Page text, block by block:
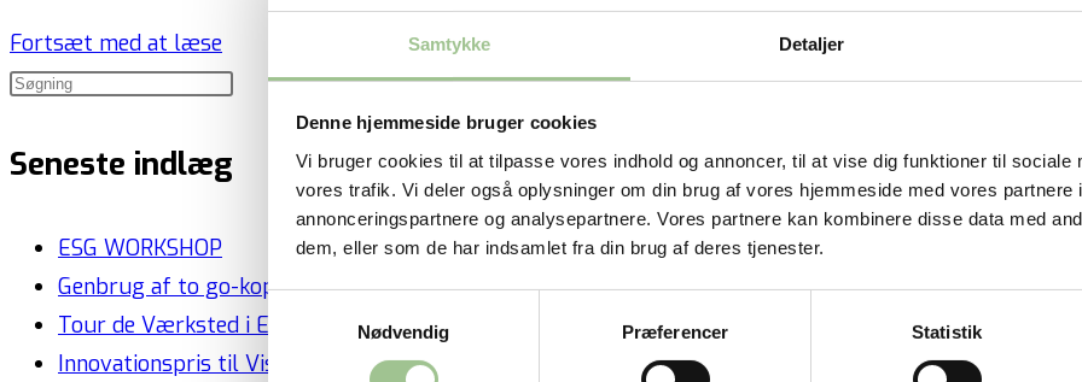
Samtykke Detaljer
Denne hjemmeside bruger cookies
Vi bruger cookies til at tilpasse vores indhold og annoncer, til at vise dig funktioner til sociale
vores trafik. Vi deler også oplysninger om din brug af vores hjemmeside med vores partnere
annonceringspartnere og analysepartnere. Vores partnere kan kombinere disse data med
dem, eller som de har indsamlet fra din brug af deres tjenester.
Nødvendig
Præferencer Statistik
Fortsæt med at læse
Seneste indlæg
ESG WORKSHOP
Genbrug af to go-kopper i Ecopark
Tour de Værksted i Ecopark
Innovationspris til VisBlue